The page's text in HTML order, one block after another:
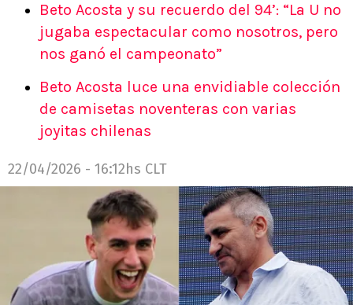
Beto Acosta y su recuerdo del 94’: “La U no
jugaba espectacular como nosotros, pero
nos ganó el campeonato”
Beto Acosta luce una envidiable colección
de camisetas noventeras con varias
joyitas chilenas
22/04/2026 - 16:12hs CLT